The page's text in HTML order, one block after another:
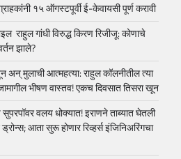
१५ ऑगस्टपूर्वी ई-केवायसी पूर्ण करावी
राहुल गांधी विरुद्ध किरण रिजीजू: कोणाचे
झाले?
मुलाची आत्महत्या: राहुल कॉलनीतील त्या
भीषण वास्तव! एकच दिवसात तिसरा खून
वलय धोक्यात! इराणने ताब्यात घेतली
आता सुरू होणार रिव्हर्स इंजिनिअरिंगचा